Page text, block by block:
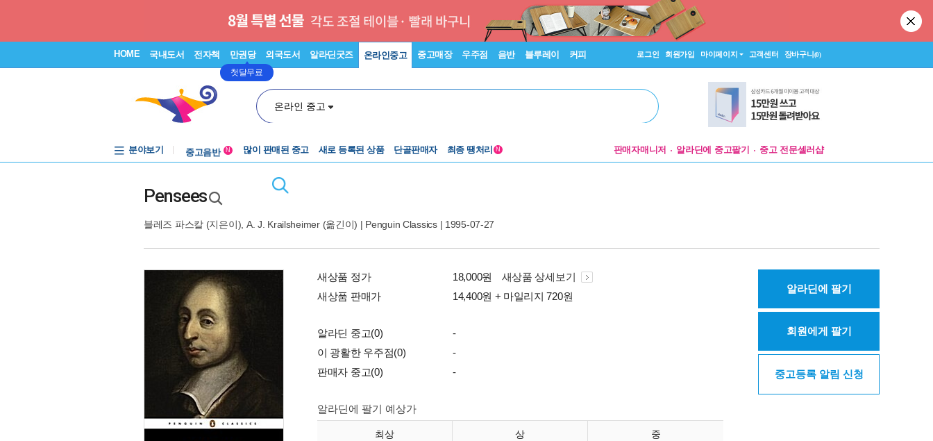
HOME 국내도서 전자책 만권당
첫달무료
외국도서 알라딘굿즈 온라인중고 중고매장 우주점 음반 블루레이 커피 로그인 회원가입 마이페이지 고객센터 장바구니(0)
온라인 중고
분야보기
중고음반
중고음반
N 많이 판매된 중고 새로 등록된 상품 단골판매자 최종 땡처리 N 판매자매니저 알라딘에 중고팔기 중고 전문셀러샵
Pensees
블레즈 파스칼 (지은이), A. J. Krailsheimer(옮긴이) | Penguin Classics| 1995-07-27
새상품 정가 18,000원
새상품 상세보기
새상품 판매가
14,400원 + 마일리지 720원
알라딘 중고(0)
-
이 광활한 우주점(0)
-
판매자 중고(0)
-
알라딘에 팔기 예상가
최상 상 중
알라딘에 팔기
회원에게 팔기
중고등록 알림 신청